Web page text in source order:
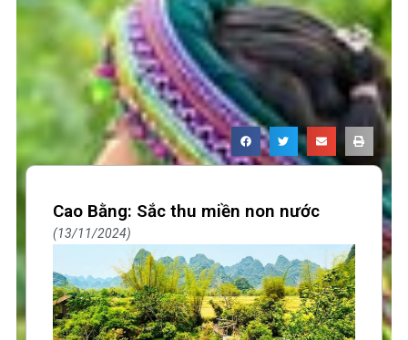
Cao Bằng: Sắc thu miền non nước
13/11/2024